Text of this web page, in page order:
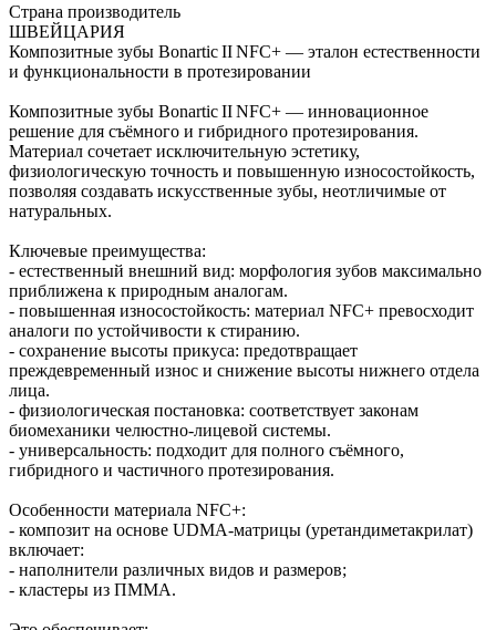
Страна производитель
ШВЕЙЦАРИЯ
Композитные зубы Bonartic II NFC+ — эталон естественности
и функциональности в протезировании
Композитные зубы Bonartic II NFC+ — инновационное
решение для съёмного и гибридного протезирования.
Материал сочетает исключительную эстетику,
физиологическую точность и повышенную износостойкость,
позволяя создавать искусственные зубы, неотличимые от
натуральных.
Ключевые преимущества:
- естественный внешний вид: морфология зубов максимально
приближена к природным аналогам.
- повышенная износостойкость: материал NFC+ превосходит
аналоги по устойчивости к стиранию.
- сохранение высоты прикуса: предотвращает
преждевременный износ и снижение высоты нижнего отдела
лица.
- физиологическая постановка: соответствует законам
биомеханики челюстно‑лицевой системы.
- универсальность: подходит для полного съёмного,
гибридного и частичного протезирования.
Особенности материала NFC+:
- композит на основе UDMA‑матрицы (уретандиметакрилат)
включает:
- наполнители различных видов и размеров;
- кластеры из ПММА.